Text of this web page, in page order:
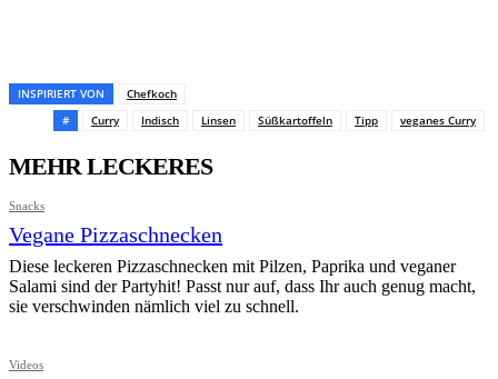
INSPIRIERT VON
Chefkoch
#
Curry Indisch Linsen Süßkartoffeln Tipp veganes Curry
MEHR LECKERES
Snacks
Vegane Pizzaschnecken
Diese leckeren Pizzaschnecken mit Pilzen, Paprika und veganer
Salami sind der Partyhit! Passt nur auf, dass Ihr auch genug macht,
sie verschwinden nämlich viel zu schnell.
Videos